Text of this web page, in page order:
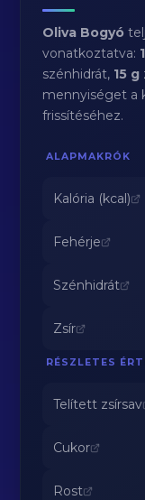
Oliva Bogyó
vonatkoztatva:
szénhidrát, 15 g
mennyiséget a
frissítéséhez.
ALAPMAKRÓK
Kalória (kcal)
Fehérje
Szénhidrát
Zsír
RÉSZLETES
Telített zsírsav
Cukor
Rost